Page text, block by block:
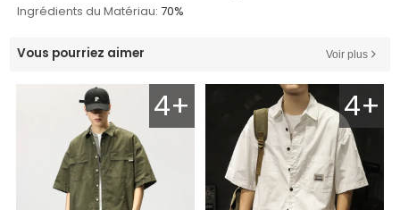
Ingrédients du Matériau: 70%
Vous pourriez aimer Voir plus
4+ 4+